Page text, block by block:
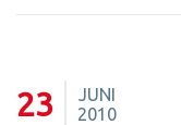
23
JUNI
2010